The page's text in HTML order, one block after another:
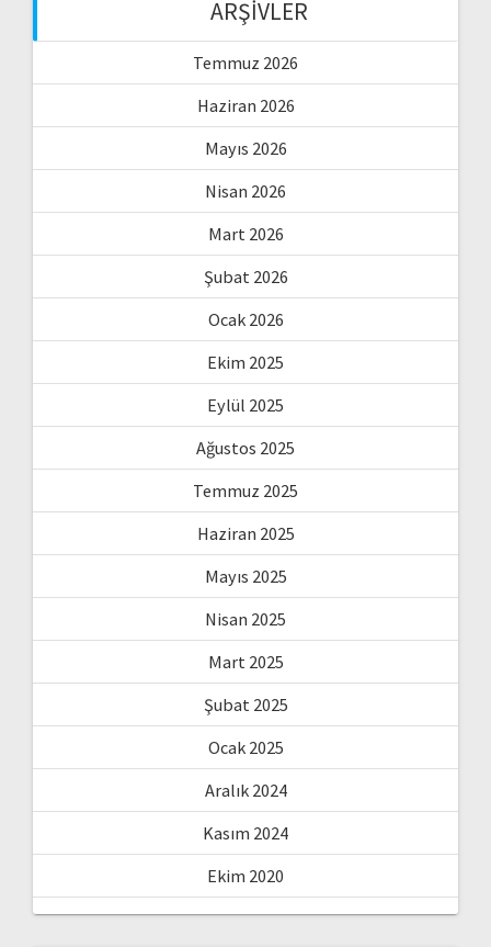
ARŞIVLER
Temmuz 2026
Haziran 2026
Mayıs 2026
Nisan 2026
Mart 2026
Şubat 2026
Ocak 2026
Ekim 2025
Eylül 2025
Ağustos 2025
Temmuz 2025
Haziran 2025
Mayıs 2025
Nisan 2025
Mart 2025
Şubat 2025
Ocak 2025
Aralık 2024
Kasım 2024
Ekim 2020